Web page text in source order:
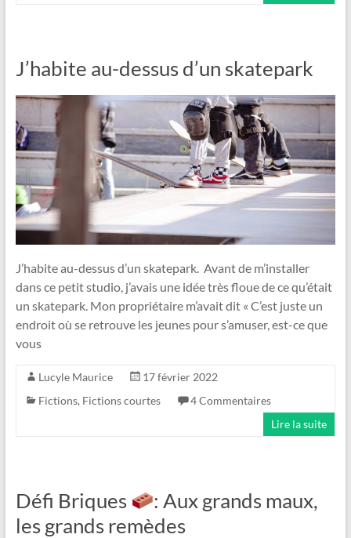
J’habite au-dessus d’un skatepark
J’habite au-dessus d’un skatepark. Avant de m’installer
dans ce petit studio, j’avais une idée très floue de ce qu’était
un skatepark. Mon propriétaire m’avait dit « C’est juste un
endroit où se retrouve les jeunes pour s’amuser, est-ce que
vous
Lucyle Maurice
17 février 2022
Fictions, Fictions courtes
4 Commentaires
Lire la suite
Défi Briques
: Aux grands maux,
les grands remèdes